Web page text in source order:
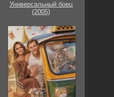
Универсальный боец
(2005)